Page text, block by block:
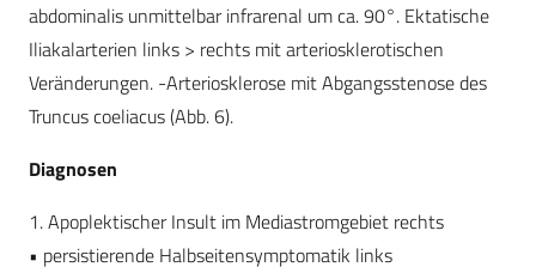
abdominalis unmittelbar infrarenal um ca. 90°. Ektatische
Iliakalarterien links > rechts mit arteriosklerotischen
Veränderungen. -Arteriosklerose mit Abgangsstenose des
Truncus coeliacus (Abb. 6).
Diagnosen
1. Apoplektischer Insult im Mediastromgebiet rechts
• persistierende Halbseitensymptomatik links